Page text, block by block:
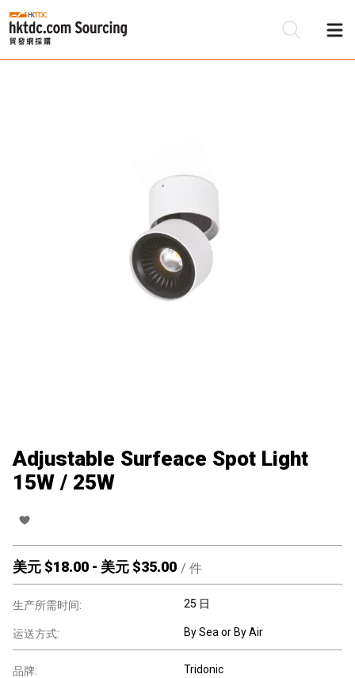
Adjustable Surfeace Spot Light
15W / 25W
美元 $18.00 - 美元 $35.00 / 件
生产所需时间: 25 日
运送方式: By Sea or By Air
品牌: Tridonic